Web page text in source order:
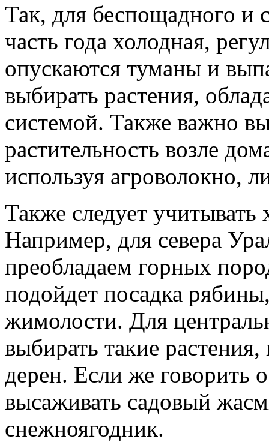
Так, для беспощадного и
часть года холодная,
опускаются туманы и
выбирать растения,
системой. Также важно
растительность возле
используя агроволокно,
Также следует учитывать
Например, для севера
преобладаем горных
подойдет посадка
жимолости. Для
выбирать такие
дерен. Если же
высаживать садовый
снежноягодник.